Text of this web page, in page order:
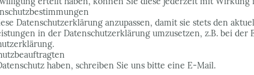
Datenschutzerklärung anzupassen, damit sie stets den
in der Datenschutzerklärung umzusetzen, z.B. bei
haben, schreiben Sie uns bitte eine E-Mail.